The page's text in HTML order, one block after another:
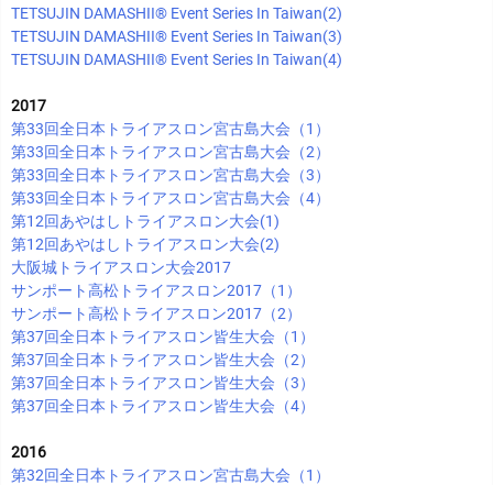
TETSUJIN DAMASHII®︎ Event Series In Taiwan(2)
TETSUJIN DAMASHII®︎ Event Series In Taiwan(3)
TETSUJIN DAMASHII®︎ Event Series In Taiwan(4)
2017
第33回全日本トライアスロン宮古島大会（1）
第33回全日本トライアスロン宮古島大会（2）
第33回全日本トライアスロン宮古島大会（3）
第33回全日本トライアスロン宮古島大会（4）
第12回あやはしトライアスロン大会(1)
第12回あやはしトライアスロン大会(2)
大阪城トライアスロン大会2017
サンポート高松トライアスロン2017（1）
サンポート高松トライアスロン2017（2）
第37回全日本トライアスロン皆生大会（1）
第37回全日本トライアスロン皆生大会（2）
第37回全日本トライアスロン皆生大会（3）
第37回全日本トライアスロン皆生大会（4）
2016
第32回全日本トライアスロン宮古島大会（1）